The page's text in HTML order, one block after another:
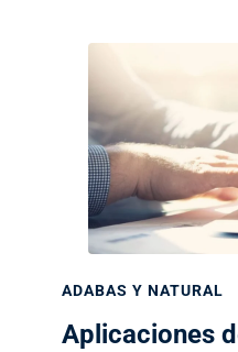
ADABAS Y NATURAL
Aplicaciones